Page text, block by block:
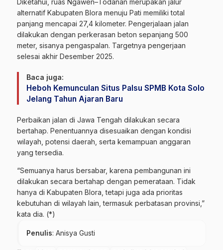
Diketahui, ruas Ngawen–Todanan merupakan jalur
alternatif Kabupaten Blora menuju Pati memiliki total
panjang mencapai 27,4 kilometer. Pengerjalaan jalan
dilakukan dengan perkerasan beton sepanjang 500
meter, sisanya pengaspalan. Targetnya pengerjaan
selesai akhir Desember 2025.
Baca juga:
Heboh Kemunculan Situs Palsu SPMB Kota Solo
Jelang Tahun Ajaran Baru
Perbaikan jalan di Jawa Tengah dilakukan secara
bertahap. Penentuannya disesuaikan dengan kondisi
wilayah, potensi daerah, serta kemampuan anggaran
yang tersedia.
“Semuanya harus bersabar, karena pembangunan ini
dilakukan secara bertahap dengan pemerataan. Tidak
hanya di Kabupaten Blora, tetapi juga ada prioritas
kebutuhan di wilayah lain, termasuk perbatasan provinsi,”
kata dia. (*)
Penulis: Anisya Gusti